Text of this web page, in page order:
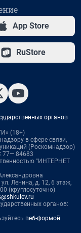
App Store
RuStore
органов
(18+)
в сфере связи,
(Роскомнадзор)
77— 84683
"ИНТЕРНЕТ
Ленина, д. 12, 6 этаж,
(круглосуточно)
органов:
веб-формой